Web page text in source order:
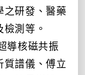
之研發、醫藥
測等。
導核磁共振
質譜儀、傅立